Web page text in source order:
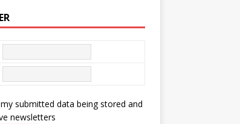
submitted data being stored and
newsletters